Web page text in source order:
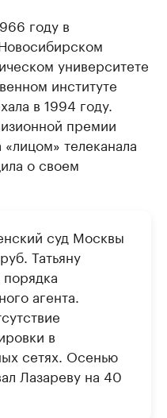
году в
университете
институте
в 1994 году.
премии
телеканала
о своем
суд Москвы
Татьяну
агента.
в
сетях. Осенью
Лазареву на 40